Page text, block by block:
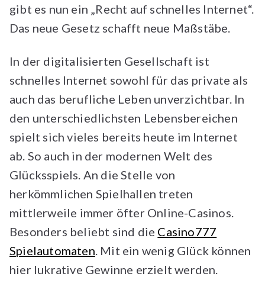
gibt es nun ein „Recht auf schnelles Internet“.
Das neue Gesetz schafft neue Maßstäbe.
In der digitalisierten Gesellschaft ist
schnelles Internet sowohl für das private als
auch das berufliche Leben unverzichtbar. In
den unterschiedlichsten Lebensbereichen
spielt sich vieles bereits heute im Internet
ab. So auch in der modernen Welt des
Glücksspiels. An die Stelle von
herkömmlichen Spielhallen treten
mittlerweile immer öfter Online-Casinos.
Besonders beliebt sind die Casino777
Spielautomaten. Mit ein wenig Glück können
hier lukrative Gewinne erzielt werden.